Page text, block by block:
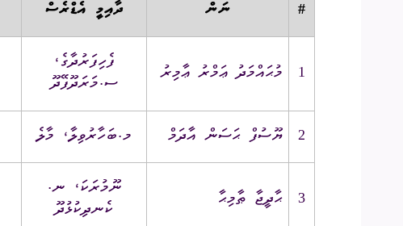
# ނަން ދާއިމީ އެޑްރެސް
1 މުޙައްމަދު ޢަމްރު ޢާމިރު
ފެހިފަރުދާގެ،
ސ.މަރަދޫފޭދޫ
2 ޔޫސުފް ޙަސަން އާދަމް މ.ބަހާރުވިލާ، މާލެ
3 ޙާދީޖާ ޠާމިޙާ
ނޫމުރަކަ، ނ.
ކެނދިކުޅުދޫ